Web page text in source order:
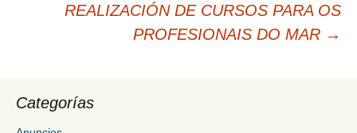
REALIZACIÓN DE CURSOS PARA OS
PROFESIONAIS DO MAR →
Categorías